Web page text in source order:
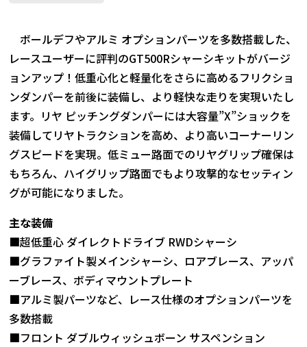
ボールデフやアルミ オプションパーツを多数搭載した、
レースユーザーに評判のGT500Rシャーシキットがバージ
ョンアップ！低重心化と軽量化をさらに高めるフリクショ
ンダンパーを前後に装備し、より軽快な走りを実現いたし
ます。リヤ ピッチングダンパーには大容量”X”ショックを
装備してリヤトラクションを高め、より高いコーナーリン
グスピードを実現。低ミュー路面でのリヤグリップ確保は
もちろん、ハイグリップ路面でもより攻撃的なセッティン
グが可能になりました。
主な装備
■超低重心 ダイレクトドライブ RWDシャーシ
■グラファイト製メインシャーシ、ロアブレース、アッパ
ーブレース、ボディマウントプレート
■アルミ製パーツなど、レース仕様のオプションパーツを
多数搭載
■フロント ダブルウィッシュボーン サスペンション